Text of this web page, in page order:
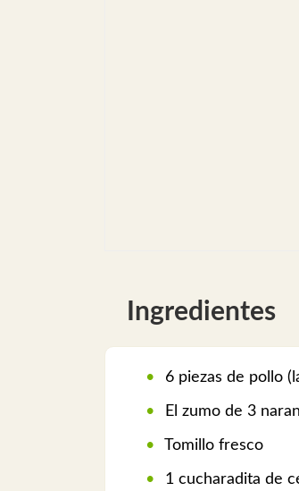
Ingredientes
6 piezas de pollo
El zumo de 3
Tomillo fresco
1 cucharadita de